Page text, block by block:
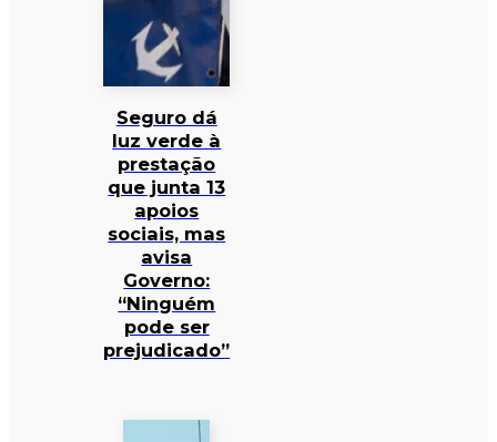
Seguro dá
luz verde à
prestação
que junta 13
apoios
sociais, mas
avisa
Governo:
“Ninguém
pode ser
prejudicado”